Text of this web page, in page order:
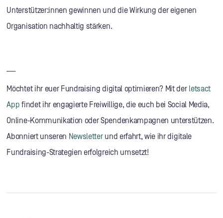
Unterstützer:innen gewinnen und die Wirkung der eigenen
Organisation nachhaltig stärken.
Möchtet ihr euer Fundraising digital optimieren? Mit der letsact
App findet ihr engagierte Freiwillige, die euch bei Social Media,
Online-Kommunikation oder Spendenkampagnen unterstützen.
Abonniert unseren Newsletterund erfahrt, wie ihr digitale
Fundraising-Strategien erfolgreich umsetzt!